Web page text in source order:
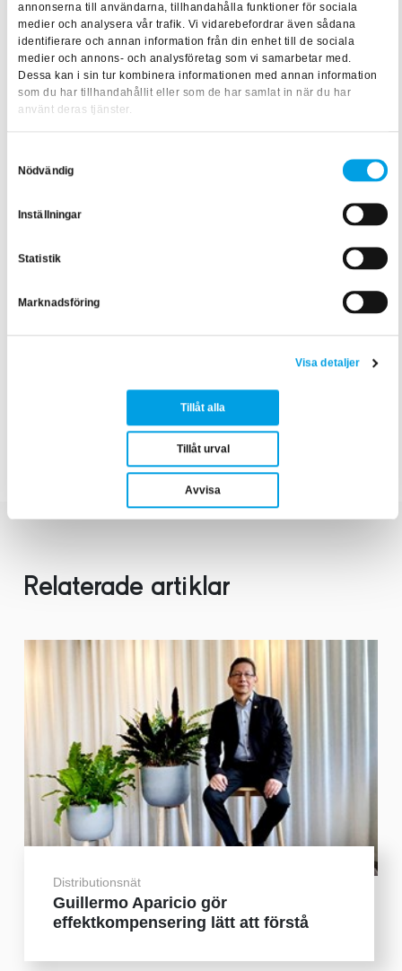
annonserna till användarna, tillhandahålla funktioner för sociala
medier och analysera vår trafik. Vi vidarebefordrar även sådana
identifierare och annan information från din enhet till de sociala
medier och annons- och analysföretag som vi samarbetar med.
Dessa kan i sin tur kombinera informationen med annan information
som du har tillhandahållit eller som de har samlat in när du har
använt deras tjänster.
Nödvändig
Inställningar
Statistik
Marknadsföring
Visa detaljer
Tillåt alla
Tillåt urval
Avvisa
ger dig en djupare förståelse för beräkningar inom
elkraftsnät. Under tre kursdagar delar våra föreläsare med
sig av insikter om den essentiella uppbyggnaden av elnätet,
från rätt ledningsval till säkerställandet av högkvalitativ
elförsörjning.
kontakta Karl-Johan Andersson, utbildningsrådgivare, på
, Content Creator inom
samhällsbyggnad
Relaterade artiklar
Distributionsnät
Guillermo Aparicio gör
effektkompensering lätt att förstå